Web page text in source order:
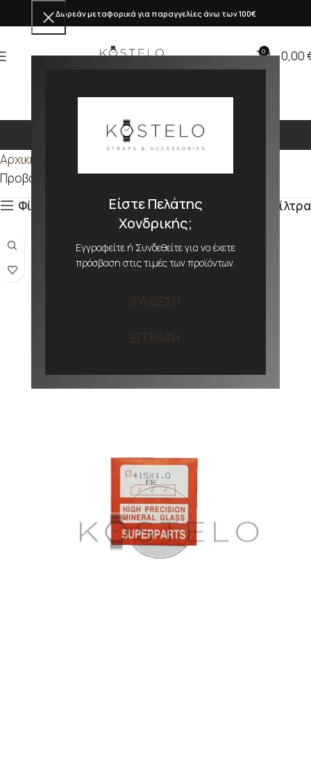
Είστε Πελάτης
Χονδρικής;
Εγγραφείτε ή Συνδεθείτε για να έχετε
πρόσβαση στις τιμές των προϊόντων.
ΣΥΝΔΕΣΗ
ΕΓΓΡΑΦΗ
Δωρεάν μεταφορικά για παραγγελίες άνω των 100€
0 0,00
205mm
Αρχική σελίδα
Προβάλλονται όλα - 3 αποτελέσματα
Φίλτρα
Φίλτρα